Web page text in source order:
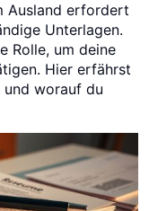
Ausland erfordert
Unterlagen.
Rolle, um deine
Hier erfährst
worauf du